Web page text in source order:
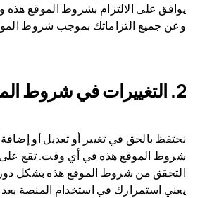
يوافق على الالتزام بشروط الموقع
وعن جميع التزاماتك بموجب شروط
التغييرات في شروط
نحتفظ بالحق في تغيير أو تعديل أو
شروط الموقع هذه في أي وقت. تقع
التحقق من شروط الموقع هذه بشكل
يعني استمرارك في استخدام المنصة بعد